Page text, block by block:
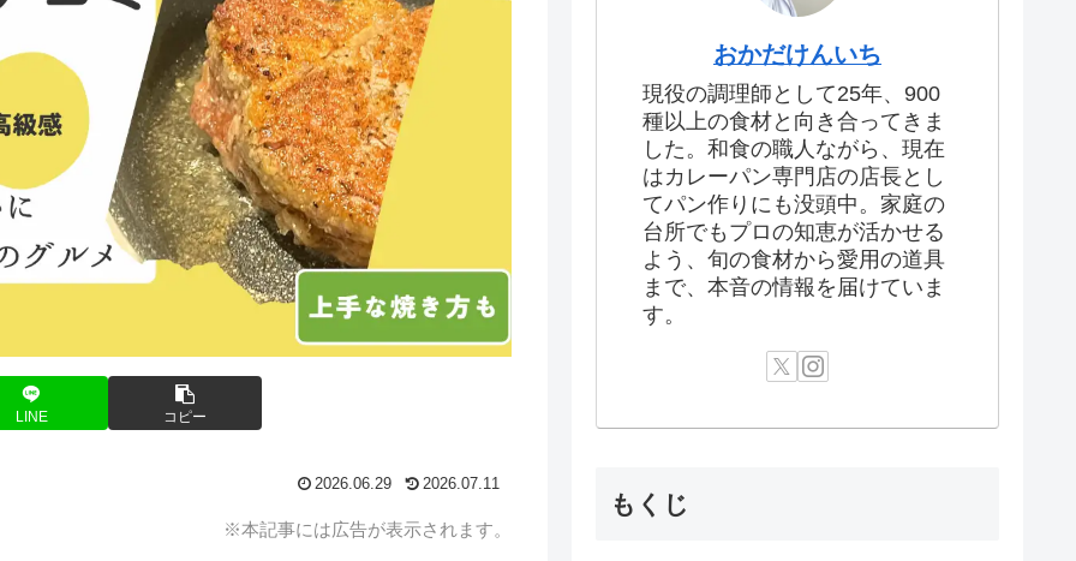
LINE コピー
2026.06.29 2026.07.11
※本記事には広告が表示されます。
おかだけんいち
現役の調理師として25年、900
種以上の食材と向き合ってきま
した。和食の職人ながら、現在
はカレーパン専門店の店長とし
てパン作りにも没頭中。家庭の
台所でもプロの知恵が活かせる
よう、旬の食材から愛用の道具
まで、本音の情報を届けていま
す。
もくじ